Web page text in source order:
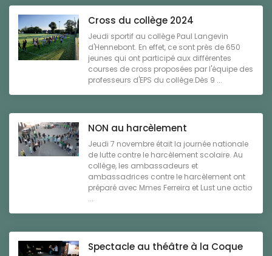
Cross du collège 2024
Jeudi sportif au collège Paul Langevin
d'Hennebont. En effet, ce sont près de 650
jeunes qui ont participé aux différentes
courses de cross proposées par l'équipe des
professeurs d'EPS du collège.Dès 9 ...
NON au harcèlement
Jeudi 7 novembre était la journée nationale
de lutte contre le harcèlement scolaire. Au
collège, les ambassadeurs et
ambassadrices contre le harcèlement ont
préparé avec Mmes Ferreira et Lust une actio
...
Spectacle au théâtre à la Coque